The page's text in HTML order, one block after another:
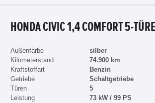
HONDA CIVIC 1,4 COMFORT 5-
Außenfarbe
silber
Kilometerstand
74.900 km
Kraftstoffart
Benzin
Getriebe
Schaltgetriebe
Türen
5
Leistung
73 kW / 99 PS